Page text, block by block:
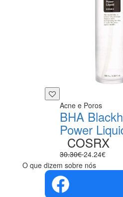
Acne e Poros
BHA
Power
COSRX
30.30€24.24€
O que dizem sobre nós